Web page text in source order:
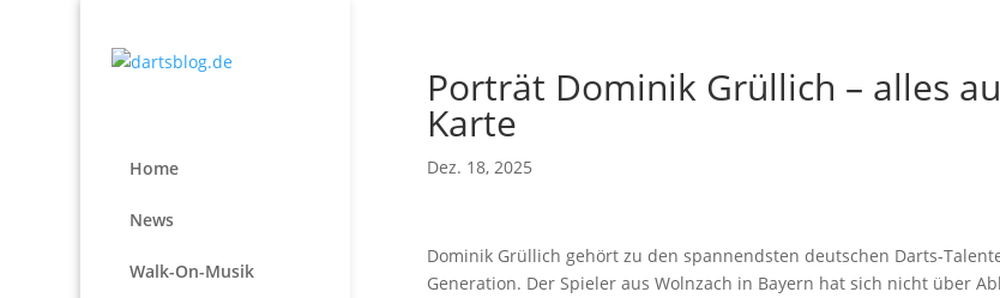
Home
News
Walk-On-Musik
Porträt Dominik Grüllich – alles
Karte
Dez. 18, 2025
Dominik Grüllich gehört zu den spannendsten deutschen Darts-
Generation. Der Spieler aus Wolnzach in Bayern hat sich nicht über